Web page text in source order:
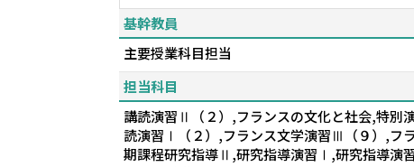
基幹教員
主要授業科目担当
担当科目
講読演習Ⅱ（２）,フランスの文化と社会,特
読演習Ⅰ（２）,フランス文学演習Ⅲ（９）,フ
期課程研究指導Ⅱ,研究指導演習Ⅰ,研究指導